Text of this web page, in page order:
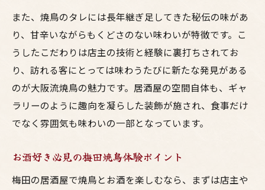
また、焼鳥のタレには長年継ぎ足してきた秘伝の味があ
り、甘辛いながらもくどさのない味わいが特徴です。こ
うしたこだわりは店主の技術と経験に裏打ちされてお
り、訪れる客にとっては味わうたびに新たな発見がある
のが大阪流焼鳥の魅力です。居酒屋の空間自体も、ギャ
ラリーのように趣向を凝らした装飾が施され、食事だけ
でなく雰囲気も味わいの一部となっています。
お酒好き必見の梅田焼鳥体験ポイント
梅田の居酒屋で焼鳥とお酒を楽しむなら、まずは店主や